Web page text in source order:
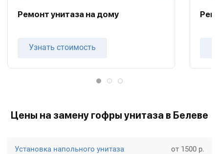
Ремонт унитаза на дому
Узнать стоимость
Цены на замену гофры унитаза в Белеве
Установка напольного унитаза от 1500 р.